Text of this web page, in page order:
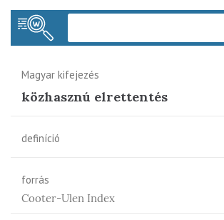
Magyar kifejezés
közhasznú elrettentés
definíció
forrás
Cooter-Ulen Index